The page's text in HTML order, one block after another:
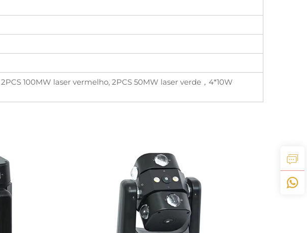
100MW laser vermelho, 2PCS 50MW laser verde，4*10W